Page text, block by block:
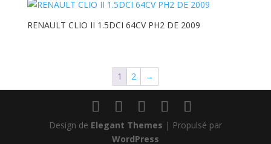
RENAULT CLIO II 1.5DCI 64CV PH2 DE 2009
1 2 →
Design de Elegant Themes | Propulsé par
WordPress